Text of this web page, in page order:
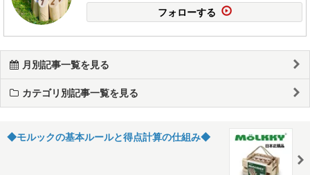
フォローする
月別記事一覧を見る
カテゴリ別記事一覧を見る
◆モルックの基本ルールと得点計算の仕組み◆